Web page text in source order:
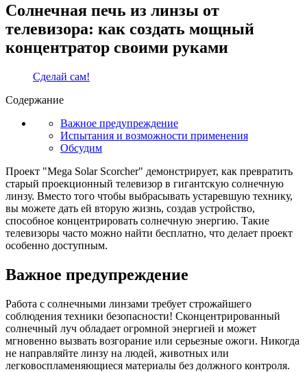
Солнечная печь из линзы от
телевизора: как создать мощный
концентратор своими руками
Сделай сам!
Содержание
Важное предупреждение
Испытания и возможности применения
Обсудим
Проект "Mega Solar Scorcher" демонстрирует, как превратить
старый проекционный телевизор в гигантскую солнечную
линзу. Вместо того чтобы выбрасывать устаревшую технику,
вы можете дать ей вторую жизнь, создав устройство,
способное концентрировать солнечную энергию. Такие
телевизоры часто можно найти бесплатно, что делает проект
особенно доступным.
Важное предупреждение
Работа с солнечными линзами требует строжайшего
соблюдения техники безопасности! Сконцентрированный
солнечный луч обладает огромной энергией и может
мгновенно вызвать возгорание или серьезные ожоги. Никогда
не направляйте линзу на людей, животных или
легковоспламеняющиеся материалы без должного контроля.